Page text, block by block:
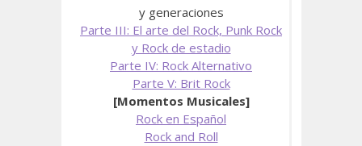
y generaciones
Parte III: El arte del Rock, Punk Rock
y Rock de estadio
Parte IV: Rock Alternativo
Parte V: Brit Rock
[Momentos Musicales]
Rock en Español
Rock and Roll